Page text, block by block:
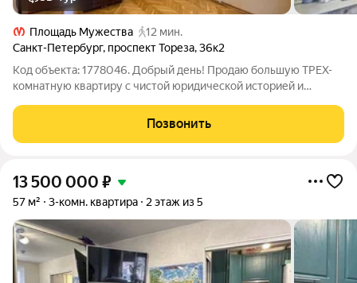
Площадь Мужества
12 мин.
Санкт-Петербург, проспект Тореза,36к2
Код объекта: 1778046. Добрый день! Продаю большую ТРЕХ-
комнатную квартиру с чистой юридической историей и
Описание соответствует действительности. ПРО
ДОКУМЕНТЫ: ОДИН собственник, приобрел квартиру по
Позвонить
13 500 000 ₽
57 м² 3-комн. квартира 2 этаж из 5